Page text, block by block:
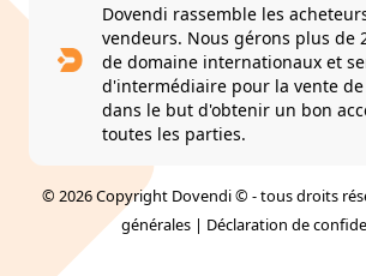
Dovendi rassemble les
vendeurs. Nous gérons plus de
de domaine internationaux et
d'intermédiaire pour la vente de
dans le but d'obtenir un bon
toutes les parties.
© 2026 Copyright Dovendi © - tous droits
générales | Déclaration de